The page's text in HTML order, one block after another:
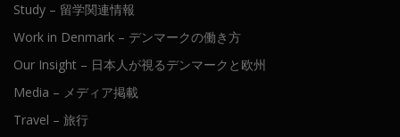
Study – 留学関連情報
Work in Denmark – デンマークの働き方
Our Insight – 日本人が視るデンマークと欧州
Media – メディア掲載
Travel – 旅行